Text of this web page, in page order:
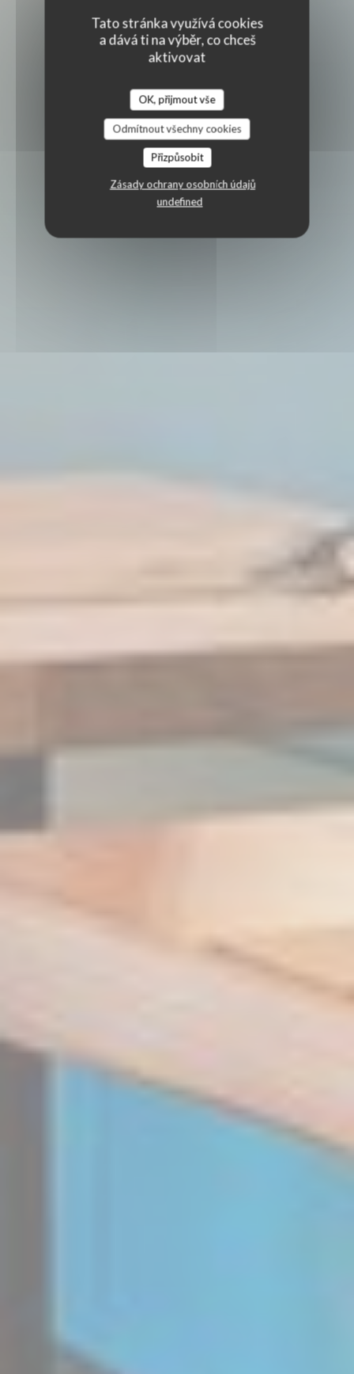
Tato stránka využívá cookies
a dává ti na výběr, co chceš
aktivovat
OK, přijmout vše
Odmítnout všechny cookies
Přizpůsobit
Zásady ochrany osobních údajů
undefined